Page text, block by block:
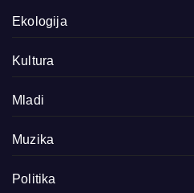
Ekologija
Kultura
Mladi
Muzika
Politika